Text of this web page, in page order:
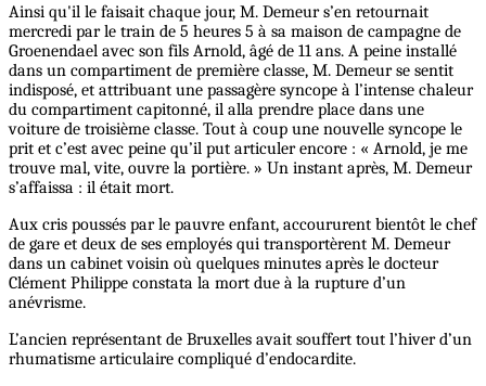
Ainsi qu'il le faisait chaque jour, M. Demeur s’en retournait
mercredi par le train de 5 heures 5 à sa maison de campagne de
Groenendael avec son fils Arnold, âgé de 11 ans. A peine installé
dans un compartiment de première classe, M. Demeur se sentit
indisposé, et attribuant une passagère syncope à l’intense chaleur
du compartiment capitonné, il alla prendre place dans une
voiture de troisième classe. Tout à coup une nouvelle syncope le
prit et c’est avec peine qu’il put articuler encore : « Arnold, je me
trouve mal, vite, ouvre la portière. » Un instant après, M. Demeur
s’affaissa : il était mort.
Aux cris poussés par le pauvre enfant, accoururent bientôt le chef
de gare et deux de ses employés qui transportèrent M. Demeur
dans un cabinet voisin où quelques minutes après le docteur
Clément Philippe constata la mort due à la rupture d’un
anévrisme.
L’ancien représentant de Bruxelles avait souffert tout l’hiver d’un
rhumatisme articulaire compliqué d’endocardite.